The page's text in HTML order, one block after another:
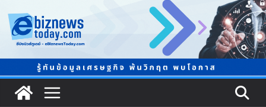
LORDNINE จัดศึกคนดังสายเกม ไทย ปะทะ ฟิลิปปินส์ ใน
“Rise of the Tenth Lord” เปิดสงครามกิลด์ข้ามประเทศ
ฉลองเซิร์ฟเวอร์ใหม่ เฮเลนา
แพทย์เผย โรคไม่ติดต่อเรื้อรัง NCDs คร่าชีวิตคนไทยก่อน
วัยอันควร ทำสูญเสียทางเศรษฐกิจมหาศาล 1.6 ล้านล้าน
บาทต่อปี
ภาครัฐ-เอกชนจับมือสัมมนาใหญ่ ยกระดับอุตสาหกรรมเซ
รามิกไทยสู่สากล พร้อมชวนผู้ประกอบไทยร่วมงาน
“Ceramics Vietnam & Stone Vietnam 2026”